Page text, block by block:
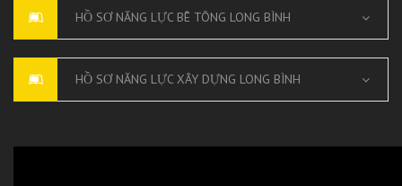
HỒ SƠ NĂNG LỰC BÊ TÔNG LONG BÌNH
HỒ SƠ NĂNG LỰC XÂY DỰNG LONG BÌNH